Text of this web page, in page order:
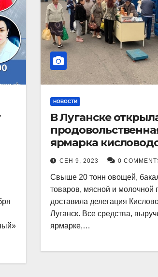
НОВОСТИ
В Луганске
ярмарка
продукции.
СЕН 9, 2023 0
Свыше 20 тонн овощей,
товаров, мясной и молочной
доставила делегация
Луганск. Все средства,
ярмарке,…